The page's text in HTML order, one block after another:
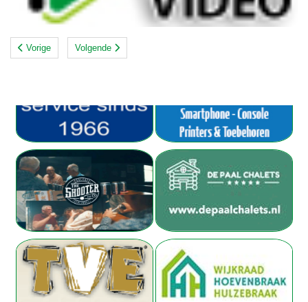
Vorige Volgende